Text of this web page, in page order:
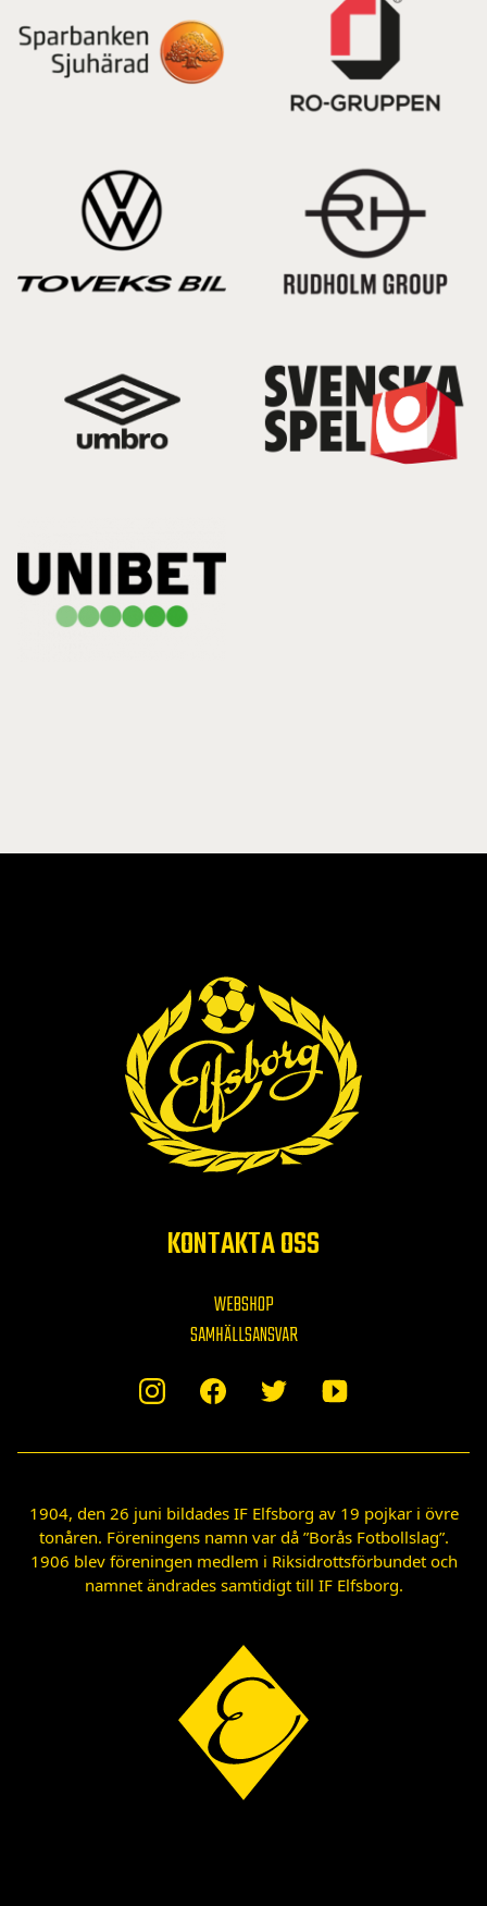
KONTAKTA OSS
WEBSHOP
SAMHÄLLSANSVAR
1904, den 26 juni bildades IF Elfsborg av 19 pojkar i övre
tonåren. Föreningens namn var då ”Borås Fotbollslag”.
1906 blev föreningen medlem i Riksidrottsförbundet och
namnet ändrades samtidigt till IF Elfsborg.